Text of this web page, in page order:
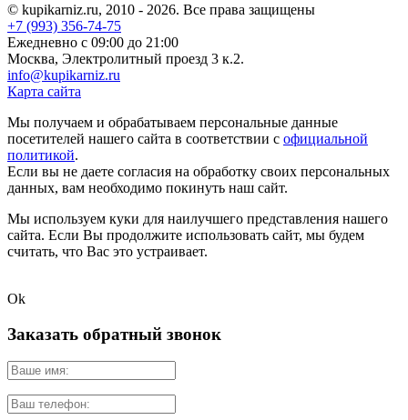
© kupikarniz.ru, 2010 - 2026. Все права защищены
+7 (993) 356-74-75
Eжедневно с 09:00 до 21:00
Москва, Электролитный проезд 3 к.2.
info@kupikarniz.ru
Карта сайта
Мы получаем и обрабатываем персональные данные
посетителей нашего сайта в соответствии с официальной
политикой.
Если вы не даете согласия на обработку своих персональных
данных, вам необходимо покинуть наш сайт.
Мы используем куки для наилучшего представления нашего
сайта. Если Вы продолжите использовать сайт, мы будем
считать, что Вас это устраивает.
Ok
Заказать обратный звонок